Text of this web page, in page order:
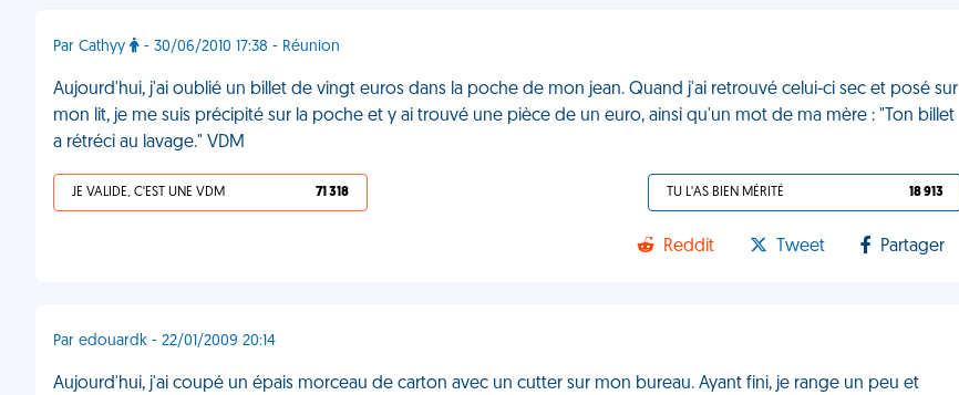
Par Cathyy - 30/06/2010 17:38 - Réunion
Aujourd'hui, j'ai oublié un billet de vingt euros dans la poche de mon jean. Quand j'ai retrouvé celui-ci sec et posé sur
mon lit, je me suis précipité sur la poche et y ai trouvé une pièce de un euro, ainsi qu'un mot de ma mère : "Ton billet
a rétréci au lavage." VDM
JE VALIDE, C'EST UNE VDM 71 318 TU L'AS BIEN MÉRITÉ 18 913
Reddit Tweet Partager
Par edouardk - 22/01/2009 20:14
Aujourd'hui, j'ai coupé un épais morceau de carton avec un cutter sur mon bureau. Ayant fini, je range un peu et